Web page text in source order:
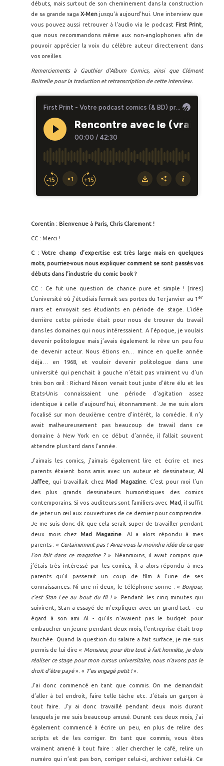
débuts, mais surtout de son cheminement dans la construction
de sa grande saga X-Men jusqu'à aujourd'hui. Une interview que
vous pouvez aussi retrouver à l'audio via le podcast First Print
que nous recommandons même aux non-anglophones afin de
pouvoir apprécier la voix du célèbre auteur directement dans
vos oreilles.
Remerciements à Gauthier d'Album Comics, ainsi que Clément
Boitrelle pour la traduction et retranscription de cette interview.
Corentin : Bienvenue à Paris, Chris Claremont !
CC : Merci !
C : Votre champ d’expertise est très large mais en quelques
mots, pourriez-vous nous expliquer comment se sont passés vos
débuts dans l’industrie du comic book ?
CC : Ce fut une question de chance pure et simple ! [rires]
L’université où j’étudiais fermait ses portes du 1er janvier au 1 er
mars et envoyait ses étudiants en période de stage. L’idée
derrière cette période était pour nous de trouver du travail
dans les domaines qui nous intéressaient. A l’époque, je voulais
devenir politologue mais j’avais également le rêve un peu fou
de devenir acteur. Nous étions en… mince en quelle année
déjà… en 1968, et vouloir devenir politologue dans une
université qui penchait à gauche n’était pas vraiment vu d’un
très bon œil : Richard Nixon venait tout juste d’être élu et les
Etats-Unis connaissaient une période d’agitation assez
identique à celle d’aujourd’hui, étonnamment. Je me suis alors
focalisé sur mon deuxième centre d’intérêt, la comédie. Il n’y
avait malheureusement pas beaucoup de travail dans ce
domaine à New York en ce début d’année, il fallait souvent
attendre plus tard dans l’année.
J’aimais les comics, j’aimais également lire et écrire et mes
parents étaient bons amis avec un auteur et dessinateur, Al
Jaffee , qui travaillait chezMad Magazine. C’est pour moi l’un
des plus grands dessinateurs humoristiques des comics
contemporains. Si vos auditeurs sont familiers avec Mad
, il suffit
de jeter un œil aux couvertures de ce dernier pour comprendre.
Je me suis donc dit que cela serait super de travailler pendant
deux mois chezMad Magazine. Al a alors répondu à mes
parents : « Certainement pas ! Avez-vous la moindre idée de ce que
l’on fait dans ce magazine ?». Néanmoins, il avait compris que
j’étais très intéressé par les comics, il a alors répondu à mes
parents qu’il passerait un coup de film à l’une de ses
connaissances. Ni une ni deux, le téléphone sonne : « Bonjour,
c’est Stan Lee au bout du fil !». Pendant les cinq minutes qui
suivirent, Stan a essayé de m’expliquer avec un grand tact - eu
égard à son ami Al - qu’ils n’avaient pas le budget pour
embaucher un jeune pendant deux mois, l’entreprise était trop
fauchée. Quand la question du salaire a fait surface, je me suis
permis de lui dire « Monsieur, pour être tout à fait honnête, je dois
réaliser ce stage pour mon cursus universitaire, nous n’avons pas le
droit d’être payé». « T’es engagé petit !».
J’ai donc commencé en tant que commis. On me demandait
d’aller à tel endroit, faire telle tâche etc. J’étais un garçon à
tout faire. J’y ai donc travaillé pendant deux mois durant
lesquels je me suis beaucoup amusé. Durant ces deux mois, j’ai
également commencé à écrire un peu, en plus de relire des
scripts et de les corriger. En tant que commis, vous êtes
vraiment amené à tout faire : aller chercher le café, relire un
numéro qui n’est pas bon, corriger celui-ci, archiver celui-là. Ce